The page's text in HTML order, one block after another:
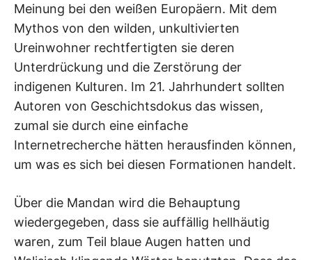
Meinung bei den weißen Europäern. Mit dem
Mythos von den wilden, unkultivierten
Ureinwohner rechtfertigten sie deren
Unterdrückung und die Zerstörung der
indigenen Kulturen. Im 21. Jahrhundert sollten
Autoren von Geschichtsdokus das wissen,
zumal sie durch eine einfache
Internetrecherche hätten herausfinden können,
um was es sich bei diesen Formationen handelt.
Über die Mandan wird die Behauptung
wiedergegeben, dass sie auffällig hellhäutig
waren, zum Teil blaue Augen hatten und